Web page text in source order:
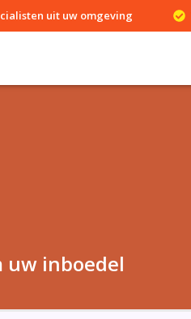
uit uw omgeving
uw inboedel